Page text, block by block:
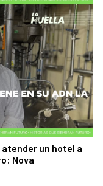
un hotel a
Nova